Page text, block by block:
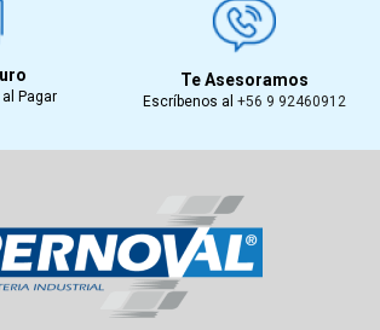
Pagar
Te Asesoramos
Escríbenos al +56 9 92460912